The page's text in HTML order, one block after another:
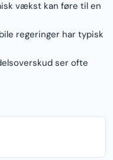
vækst kan føre til en
regeringer har typisk
ser ofte